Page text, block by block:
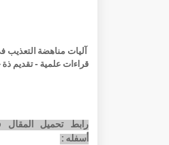
قراءات علمية - تقديم
أسفله: